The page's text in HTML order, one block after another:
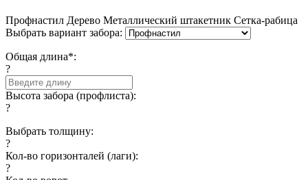
Профнастил Дерево Металлический штакетник Сетка-рабица
Выбрать вариант забора:
Общая длина*:
?
Высота забора (профлиста):
?
Выбрать толщину:
?
Кол-во горизонталей (лаги):
?